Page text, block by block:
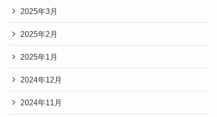
2025年3月
2025年2月
2025年1月
2024年12月
2024年11月